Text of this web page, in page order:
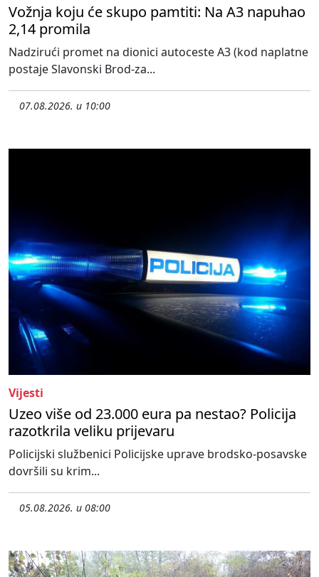
Vožnja koju će skupo pamtiti: Na A3 napuhao
2,14 promila
Nadzirući promet na dionici autoceste A3 (kod naplatne
postaje Slavonski Brod-za...
07.08.2026. u 10:00
Vijesti
Uzeo više od 23.000 eura pa nestao? Policija
razotkrila veliku prijevaru
Policijski službenici Policijske uprave brodsko-posavske
dovršili su krim...
05.08.2026. u 08:00